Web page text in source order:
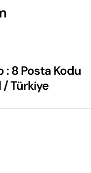
: 8 Posta Kodu
Türkiye